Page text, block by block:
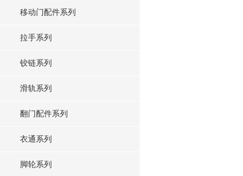
移动门配件系列
拉手系列
铰链系列
滑轨系列
翻门配件系列
衣通系列
脚轮系列